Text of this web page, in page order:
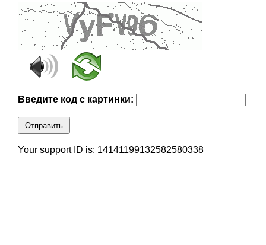
Введите код с картинки:
Отправить
Your support ID is: 14141199132582580338